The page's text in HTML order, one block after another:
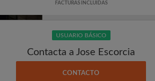
FACTURAS INCLUIDAS
USUARIO BÁSICO
Contacta a Jose Escorcia
CONTACTO